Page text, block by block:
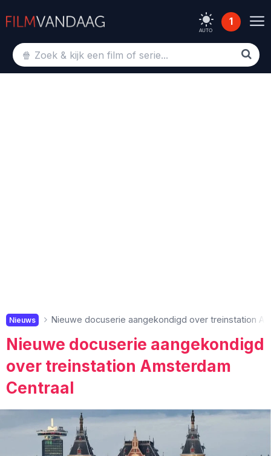
AUTO
1
Nieuws Nieuwe docuserie aangekondigd over treinstation
Nieuwe docuserie aangekondigd
over treinstation Amsterdam
Centraal